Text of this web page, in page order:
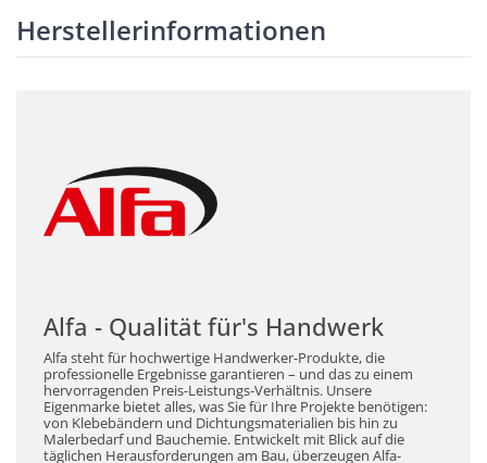
Herstellerinformationen
Alfa - Qualität für's Handwerk
Alfa steht für hochwertige Handwerker-Produkte, die
professionelle Ergebnisse garantieren – und das zu einem
hervorragenden Preis-Leistungs-Verhältnis. Unsere
Eigenmarke bietet alles, was Sie für Ihre Projekte benötigen:
von Klebebändern und Dichtungsmaterialien bis hin zu
Malerbedarf und Bauchemie. Entwickelt mit Blick auf die
täglichen Herausforderungen am Bau, überzeugen Alfa-